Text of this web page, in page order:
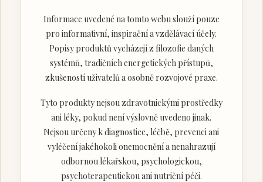
Informace uvedené na tomto webu slouží pouze
pro informativní, inspirační a vzdělávací účely.
Popisy produktů vycházejí z filozofie daných
systémů, tradičních energetických přístupů,
zkušeností uživatelů a osobně rozvojové praxe.
Tyto produkty nejsou zdravotnickými prostředky
ani léky, pokud není výslovně uvedeno jinak.
Nejsou určeny k diagnostice, léčbě, prevenci ani
vyléčení jakéhokoli onemocnění a nenahrazují
odbornou lékařskou, psychologickou,
psychoterapeutickou ani nutriční péči.